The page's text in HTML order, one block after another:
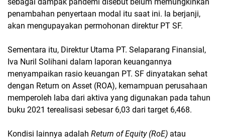
penambahan penyertaan modal itu saat ini. Ia berjanji,
akan mengupayakan permohonan direktur PT SF.
Sementara itu, Direktur Utama PT. Selaparang Finansial,
Iva Nuril Solihani dalam laporan keuangannya
menyampaikan rasio keuangan PT. SF dinyatakan sehat
dengan Return on Asset (ROA), kemampuan perusahaan
memperoleh laba dari aktiva yang digunakan pada tahun
buku 2021 terealisasi sebesar 6,03 dari target 6,468.
Kondisi lainnya adalah Return of Equity (RoE) atau